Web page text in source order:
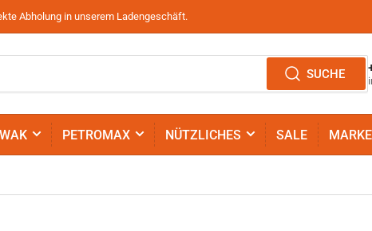
Abholung in unserem Ladengeschäft.
SUCHE
PETROMAX NÜTZLICHES SALE